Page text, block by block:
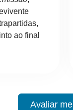
ao final
Avaliar